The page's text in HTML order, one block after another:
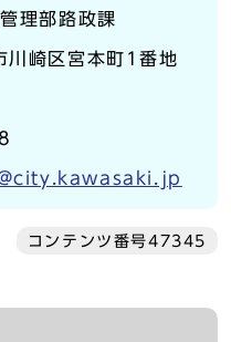
理部路政課
崎区宮本町1番地
コンテンツ番号47345